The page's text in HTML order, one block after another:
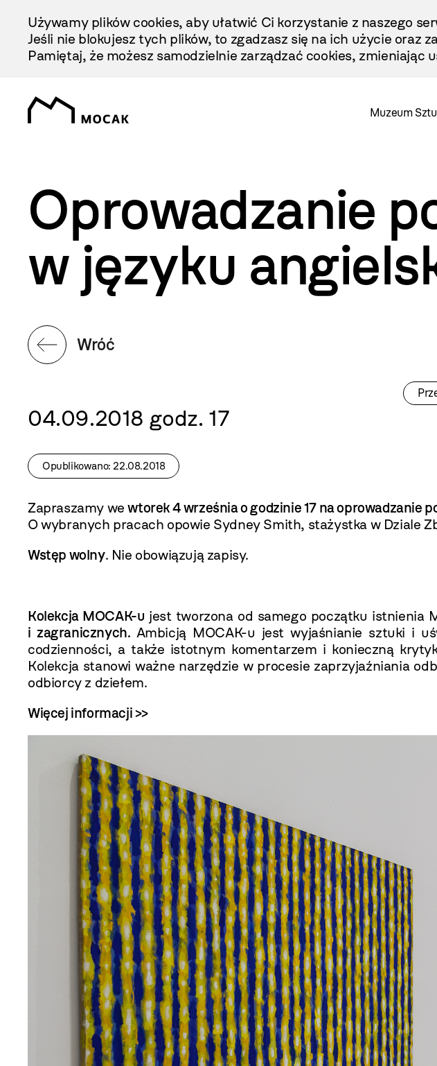
Treści
Używamy plików cookies, aby ułatwić Ci korzystanie z naszego
Jeśli nie blokujesz tych plików, to zgadzasz się na ich użycie oraz
Pamiętaj, że możesz samodzielnie zarządzać cookies, zmieniając
Muzeum
Oprowadzanie
w języku
Wróć
04.09.2018 godz. 17
Opublikowano: 22.08.2018
Zapraszamy wewtorek 4 września o godzinie 17 na oprowadzanie
O wybranych pracach opowie Sydney Smith, stażystka w Dziale
Wstęp wolny. Nie obowiązują zapisy.
Kolekcja MOCAK-u jest tworzona od samego początku istnienia
i zagranicznych. Ambicją MOCAK-u jest wyjaśnianie sztuki i
codzienności, a także istotnym komentarzem i konieczną
Kolekcja stanowi ważne narzędzie w procesie zaprzyjaźniania
odbiorcy z dziełem.
Więcej informacji >>